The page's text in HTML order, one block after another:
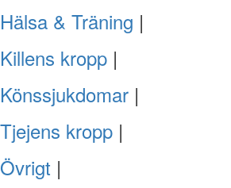
Hälsa & Träning |
Killens kropp |
Könssjukdomar |
Tjejens kropp |
Övrigt |